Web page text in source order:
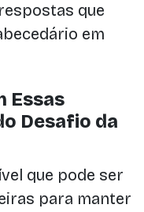
que
em
Essas
Desafio da
que pode ser
para manter